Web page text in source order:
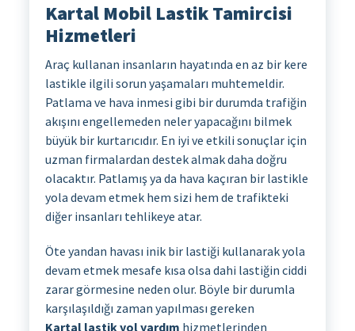
Kartal Mobil Lastik Tamircisi
Hizmetleri
Araç kullanan insanların hayatında en az bir kere
lastikle ilgili sorun yaşamaları muhtemeldir.
Patlama ve hava inmesi gibi bir durumda trafiğin
akışını engellemeden neler yapacağını bilmek
büyük bir kurtarıcıdır. En iyi ve etkili sonuçlar için
uzman firmalardan destek almak daha doğru
olacaktır. Patlamış ya da hava kaçıran bir lastikle
yola devam etmek hem sizi hem de trafikteki
diğer insanları tehlikeye atar.
Öte yandan havası inik bir lastiği kullanarak yola
devam etmek mesafe kısa olsa dahi lastiğin ciddi
zarar görmesine neden olur. Böyle bir durumla
karşılaşıldığı zaman yapılması gereken
Kartal lastik yol yardım hizmetlerinden